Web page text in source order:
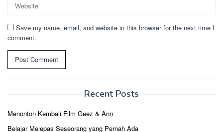
Save my name, email, and website in this browser for the next time I
comment.
Recent Posts
Menonton Kembali Film Geez & Ann
Belajar Melepas Seseorang yang Pernah Ada